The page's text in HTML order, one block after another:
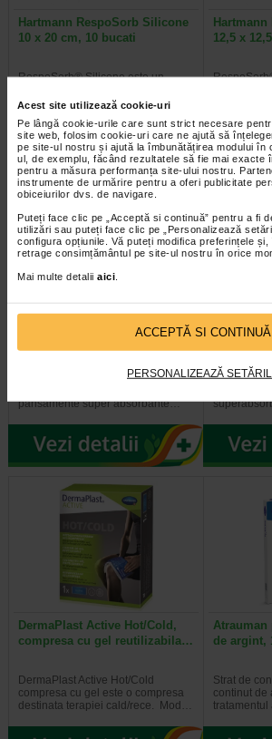
Acest site utilizează cookie-uri
Pe lângă cookie-urile care sunt strict necesare
site web, folosim cookie-uri care ne ajută să
pe site-ul nostru și ajută la îmbunătățirea modului în
ul, de exemplu, făcând rezultatele să fie mai exacte
pentru a măsura performanța site-ului nostru.
instrumente de urmărire pentru a oferi publicitate
obiceiurilor dvs. de navigare.
Puteți face clic pe „Acceptă si continuă” pentru a fi
utilizări sau puteți face clic pe „Personalizează
configura opțiunile. Vă puteți modifica preferințele
retrage consimțământul pe site-ul nostru în orice
Mai multe detalii aici
ACCEPTĂ SI CONTINUĂ
PERSONALIZEAZĂ
Hartmann RespoSorb Silicone
10 x 20 cm, 10 bucati
RespoSorb® Silicone este un
cu mai multe straturi…
12,5 x
Hartmann RespoSorb Silicone
Border 12,5 x 12,5 cm, 10…
Produsele Resposorb Silicone si
pansamente super absorbante…
8 x 8 cm,
DermaPlast Active Hot/Cold,
compresa cu gel reutilizabila…
DermaPlast Active Hot/Cold
compresa cu gel este o compresa
destinata terapiei cald/rece. Mod…
Atrauman
de argint,
Strat de
continut de